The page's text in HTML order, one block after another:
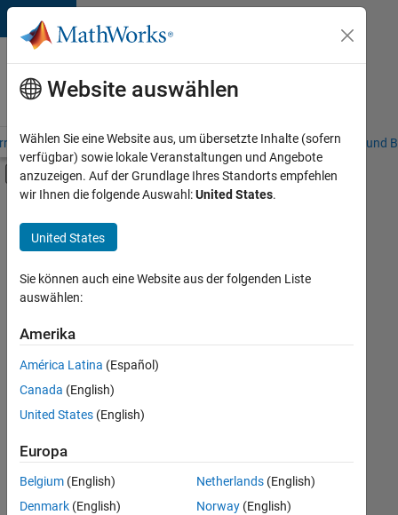
Weiter zum Inhalt
Karriere
bei
MathWorks
– Übersicht Stellensuche Niederlassungen Studierende und
Umschaltung für Off-Canvas-
Hauptinhalt
Praktika
Information Technology
Commercial Sales
Education Sales
Sales Operations
Business Model Team
Human Resources
Legal
+7
Derzeit
es
keine
offenen
Stellen,
Ihren
Suchkriterien
entsprechen.
Website auswählen
Wählen Sie eine Website aus, um übersetzte Inhalte (sofern
verfügbar) sowie lokale Veranstaltungen und Angebote
anzuzeigen. Auf der Grundlage Ihres Standorts empfehlen
wir Ihnen die folgende Auswahl:United States.
United States
Sie können auch eine Website aus der folgenden Liste
auswählen:
Amerika
América Latina (Español)
Canada (English)
United States (English)
Europa
Belgium (English)
Denmark (English)
Netherlands(English)
Norway(English)